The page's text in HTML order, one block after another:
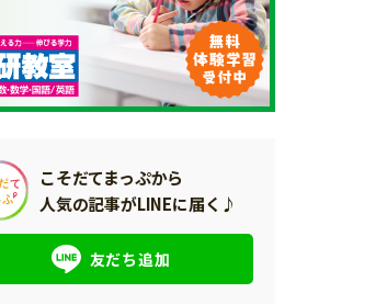
こそだてまっぷから
人気の記事がLINEに届く♪
友だち追加